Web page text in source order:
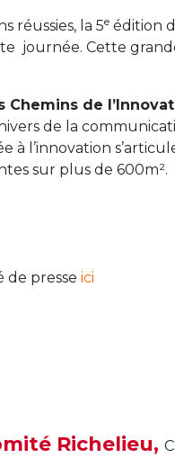
réussies, la 5e édition
journée. Cette
Chemins de
de la
à l’innovation
sur plus de 600m².
de presse ici
Richelieu,